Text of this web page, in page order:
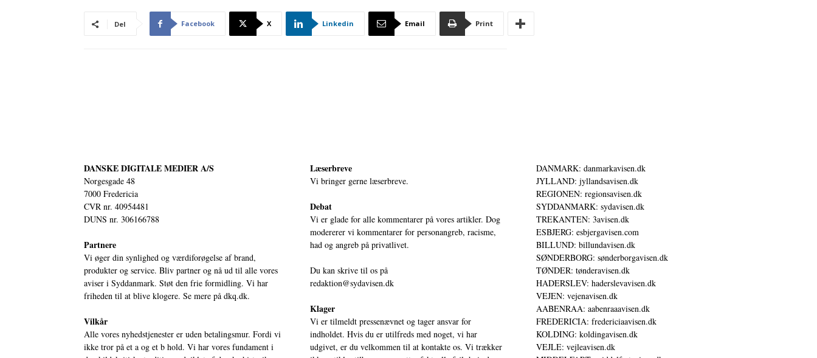
Del Facebook X Linkedin Email Print
DANSKE DIGITALE MEDIER A/S
Norgesgade 48
7000 Fredericia
CVR nr. 40954481
DUNS nr. 306166788
Partnere
Vi øger din synlighed og værdiforøgelse af brand,
produkter og service. Bliv partner og nå ud til alle vores
aviser i Syddanmark. Støt den frie formidling. Vi har
friheden til at blive klogere. Se mere på dkq.dk.
Vilkår
Alle vores nyhedstjenester er uden betalingsmur. Fordi vi
ikke tror på et a og et b hold. Vi har vores fundament i
Læserbreve
Vi bringer gerne læserbreve.
Debat
Vi er glade for alle kommentarer på vores artikler. Dog
modererer vi kommentarer for personangreb, racisme,
had og angreb på privatlivet.
Du kan skrive til os på
redaktion@sydavisen.dk
Klager
Vi er tilmeldt pressenævnet og tager ansvar for
indholdet. Hvis du er utilfreds med noget, vi har
udgivet, er du velkommen til at kontakte os. Vi trækker
DANMARK: danmarkavisen.dk
JYLLAND: jyllandsavisen.dk
REGIONEN: regionsavisen.dk
SYDDANMARK: sydavisen.dk
TREKANTEN: 3avisen.dk
ESBJERG: esbjergavisen.com
BILLUND: billundavisen.dk
SØNDERBORG: sønderborgavisen.dk
TØNDER: tønderavisen.dk
HADERSLEV: haderslevavisen.dk
VEJEN: vejenavisen.dk
AABENRAA: aabenraaavisen.dk
FREDERICIA: fredericiaavisen.dk
KOLDING: koldingavisen.dk
VEJLE: vejleavisen.dk